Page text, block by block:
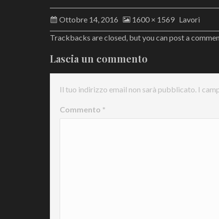
Ottobre 14, 2016 1600 × 1569 Lavori
Trackbacks are closed, but you can post a
Lascia un commento
Il tuo indirizzo email non sarà pubblicato. I
Commento *